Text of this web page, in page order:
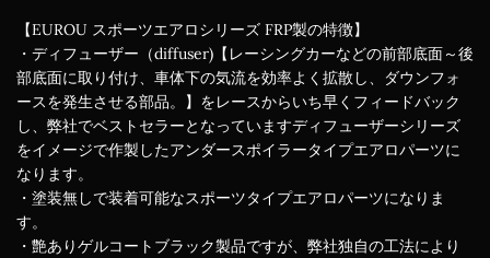
【EUROU スポーツエアロシリーズ FRP製の特徴】
・ディフューザー（diffuser)【レーシングカーなどの前部底面～後
部底面に取り付け、車体下の気流を効率よく拡散し、ダウンフォ
ースを発生させる部品。】をレースからいち早くフィードバック
し、弊社でベストセラーとなっていますディフューザーシリーズ
をイメージで作製したアンダースポイラータイプエアロパーツに
なります。
・塗装無しで装着可能なスポーツタイプエアロパーツになりま
す。
・艶ありゲルコートブラック製品ですが、弊社独自の工法により